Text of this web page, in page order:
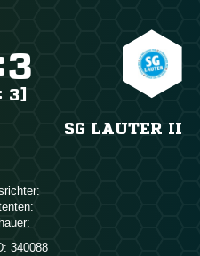

3]
SG LAUTER II
340088